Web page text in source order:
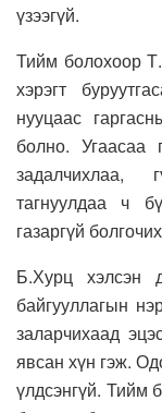
үзээгүй.
Тийм болохоор
хэрэгт
нууцаас
болно. Угаасаа
задалчихлаа,
тагнуулдаа ч
газаргүй
Б.Хурц хэлсэн
байгууллагын
заларчихаад
явсан хүн гэж.
үлдсэнгүй. Тийм